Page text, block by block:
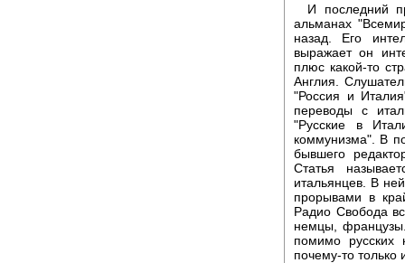
И последний
альманах
назад. Его
выражает он
плюс какой-то
Англия.
"Россия и
переводы с
"Русские в
коммунизма". В
бывшего
Статья
итальянцев. В
прорывами в
Радио Свобода
немцы,
помимо русских
почему-то только